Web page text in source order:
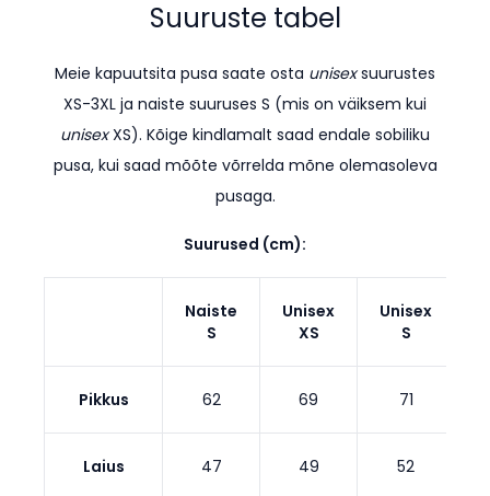
Suuruste tabel
Meie kapuutsita pusa saate osta unisexsuurustes
XS-3XL ja naiste suuruses S (mis on väiksem kui
unisexXS). Kõige kindlamalt saad endale sobiliku
pusa, kui saad mõõte võrrelda mõne olemasoleva
pusaga.
Suurused (cm):
Naiste
S
Unisex
XS
Unisex
S
Pikkus 62 69 71
Laius 47 49 52